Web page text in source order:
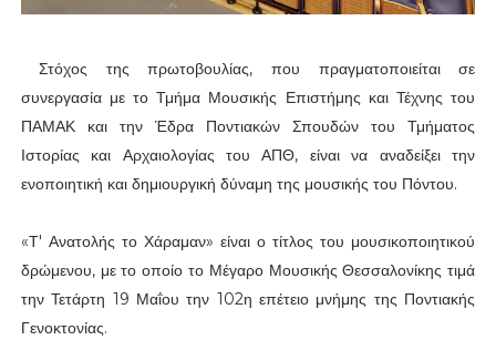
Στόχος της πρωτοβουλίας, που πραγματοποιείται σε
συνεργασία με το Τμήμα Μουσικής Επιστήμης και Τέχνης του
ΠΑΜΑΚ και την Έδρα Ποντιακών Σπουδών του Τμήματος
Ιστορίας και Αρχαιολογίας του ΑΠΘ, είναι να αναδείξει την
ενοποιητική και δημιουργική δύναμη της μουσικής του Πόντου.
«Τ' Ανατολής το Χάραμαν» είναι ο τίτλος του μουσικοποιητικού
δρώμενου, με το οποίο το Μέγαρο Μουσικής Θεσσαλονίκης τιμά
την Τετάρτη 19 Μαΐου την 102η επέτειο μνήμης της Ποντιακής
Γενοκτονίας.